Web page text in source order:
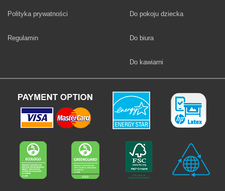
Polityka prywatności
Regulamin
Fototapety
Do pokoju dziecka
Fototapety
Do biura
Fototapety
Do kawiarni